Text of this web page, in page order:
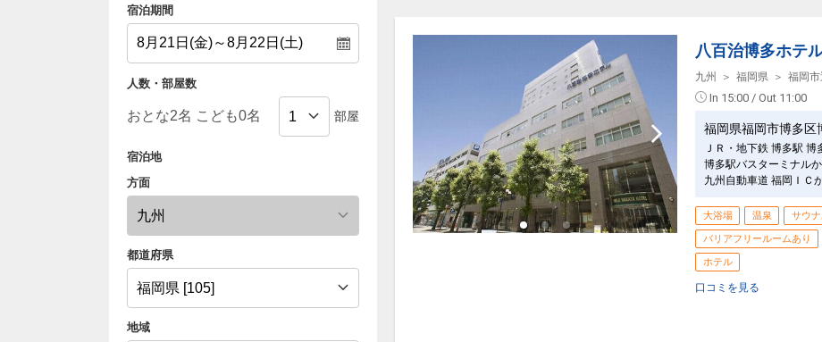
宿泊期間
人数・部屋数
部屋
宿泊地
方面
都道府県
地域
八百治博多ホテ
九州 福岡県 福岡
In 15:00 / Out 11:00
福岡県福岡市博多区
ＪＲ・地下鉄 博多駅
博多駅バスターミナル
九州自動車道 福岡ＩＣ
大浴場 温泉 サウナ
バリアフリールームあり
ホテル
口コミを見る